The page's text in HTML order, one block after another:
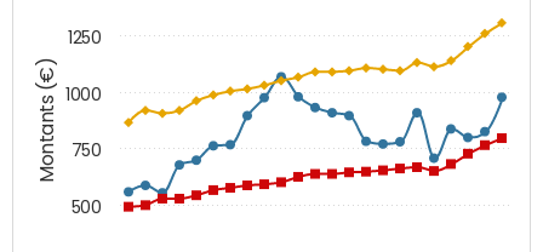
Montants (€)
500
750
1000
1250